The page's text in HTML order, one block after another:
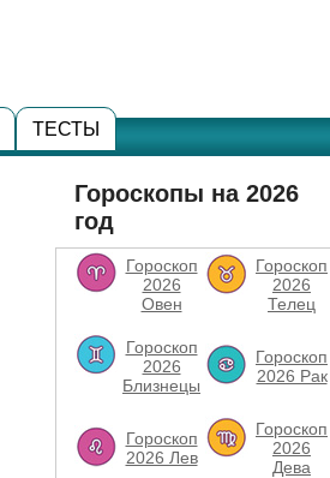
ТЕСТЫ
Гороскопы на 2026
год
Гороскоп
2026
Овен
Гороскоп
2026
Телец
Гороскоп
2026
Близнецы
Гороскоп
2026 Рак
Гороскоп
2026 Лев
Гороскоп
2026
Дева